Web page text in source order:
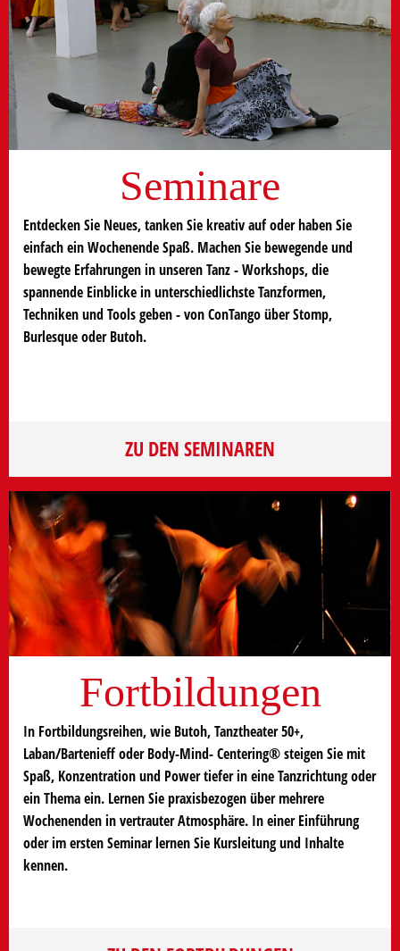
Seminare
Entdecken Sie Neues, tanken Sie kreativ auf oder haben Sie
einfach ein Wochenende Spaß. Machen Sie bewegende und
bewegte Erfahrungen in unseren Tanz - Workshops, die
spannende Einblicke in unterschiedlichste Tanzformen,
Techniken und Tools geben - von ConTango über Stomp,
Burlesque oder Butoh.
ZU DEN SEMINAREN
Fortbildungen
In Fortbildungsreihen, wie Butoh, Tanztheater 50+,
Laban/Bartenieff oder Body-Mind- Centering® steigen Sie mit
Spaß, Konzentration und Power tiefer in eine Tanzrichtung oder
ein Thema ein. Lernen Sie praxisbezogen über mehrere
Wochenenden in vertrauter Atmosphäre. In einer Einführung
oder im ersten Seminar lernen Sie Kursleitung und Inhalte
kennen.